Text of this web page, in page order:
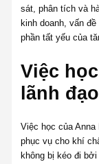
sát, phân tích và
kinh doanh, vấn
phần tất yếu của
Việc
lãnh đạo
Việc học của
phục vụ cho khí
không bị kéo đi